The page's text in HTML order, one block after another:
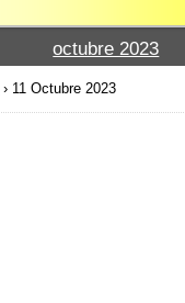
octubre 2023
› 11 Octubre 2023